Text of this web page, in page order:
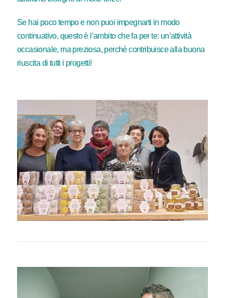
Se hai poco tempo e non puoi impegnarti in modo
continuativo, questo è l’ambito che fa per te: un’attività
occasionale, ma preziosa, perché contribuisce alla buona
riuscita di tutti i progetti!